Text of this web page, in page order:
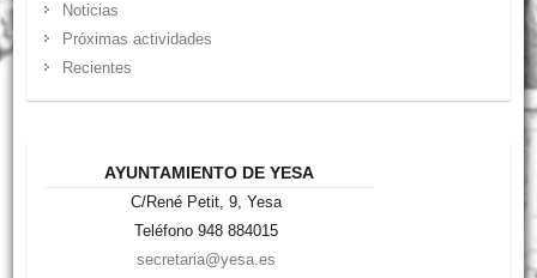
Noticias
Próximas actividades
Recientes
AYUNTAMIENTO DE YESA
C/René Petit, 9, Yesa
Teléfono 948 884015
secretaria@yesa.es